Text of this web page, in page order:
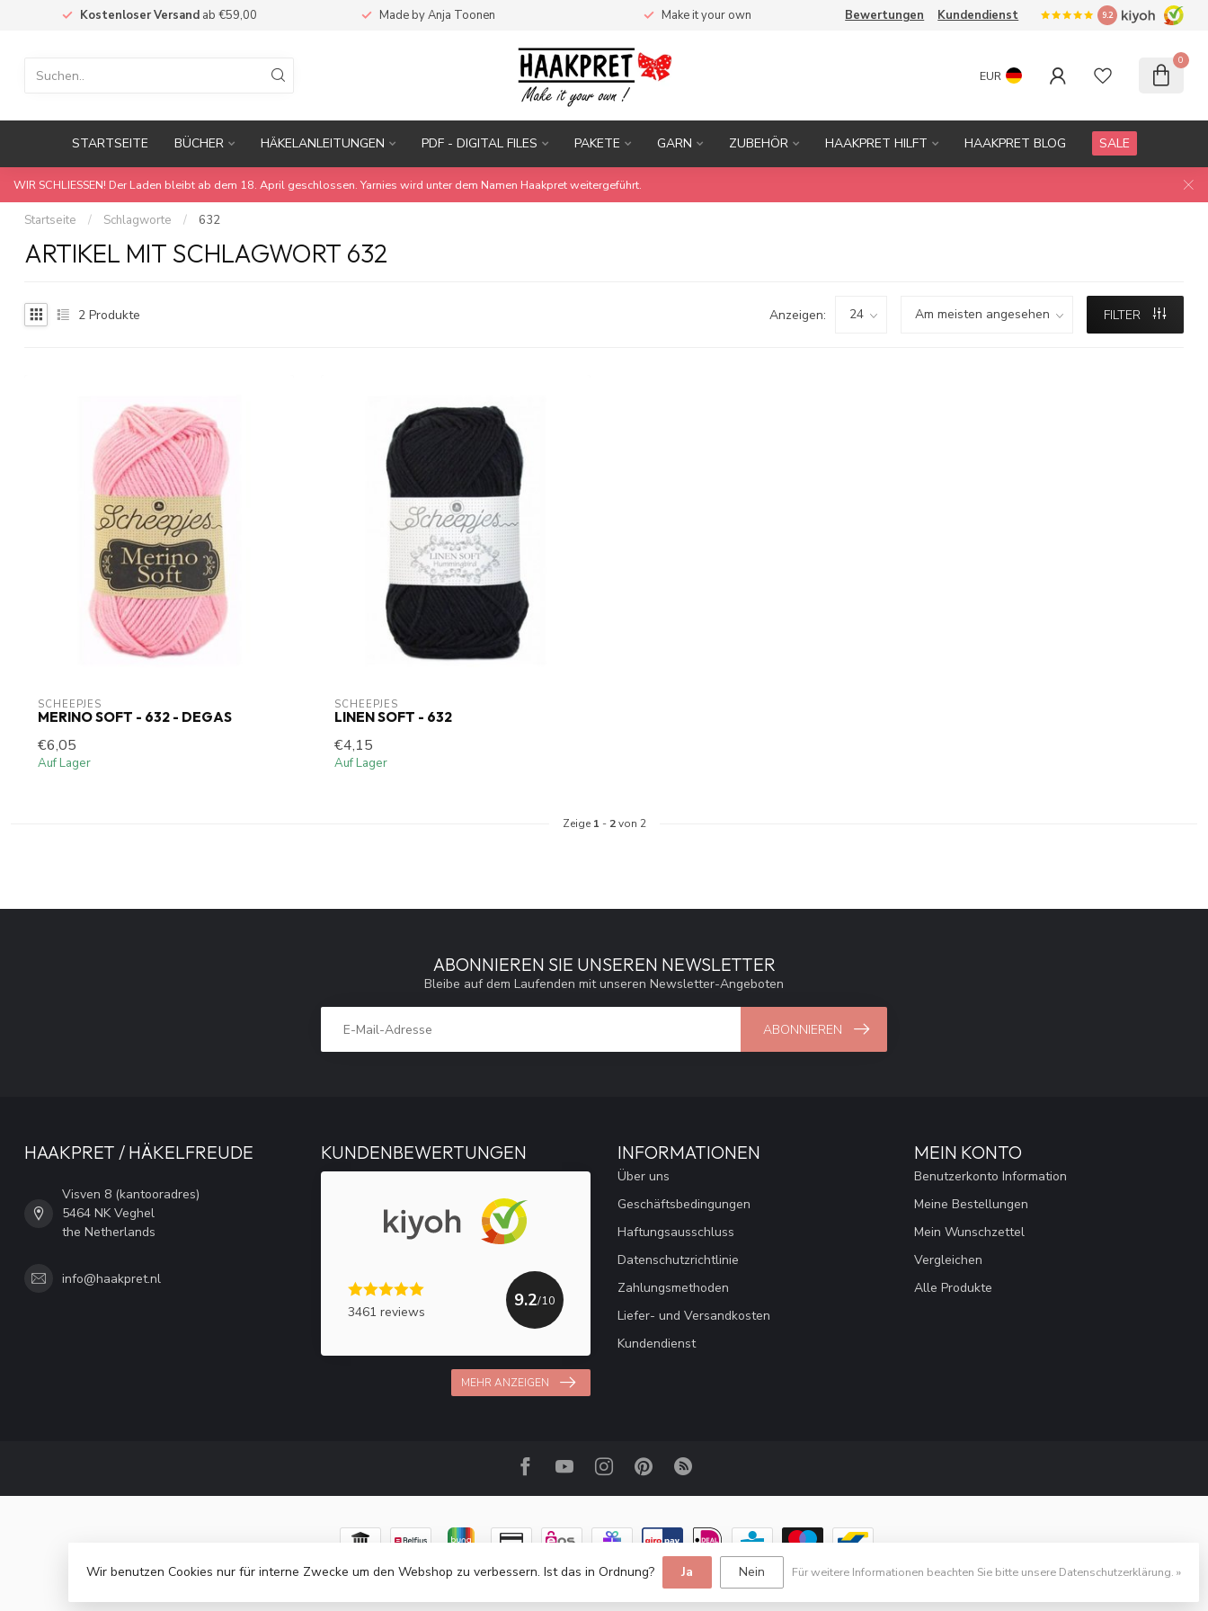
Kostenloser Versand ab €59,00 Made by Anja Toonen Make it your own Bewertungen Kundendienst 9.2
EUR
0
STARTSEITE BÜCHER HÄKELANLEITUNGEN PDF - DIGITAL FILES PAKETE GARN ZUBEHÖR HAAKPRET HILFT HAAKPRET BLOG SALE
WIR SCHLIESSEN! Der Laden bleibt ab dem 18. April geschlossen. Yarnies wird unter dem Namen Haakpret weitergeführt.
Startseite / Schlagworte / 632
ARTIKEL MIT SCHLAGWORT 632
2 Produkte Anzeigen: FILTER
SCHEEPJES
MERINO SOFT - 632 - DEGAS
€6,05
Auf Lager
SCHEEPJES
LINEN SOFT - 632
€4,15
Auf Lager
Zeige 1 - 2von 2
ABONNIEREN SIE UNSEREN NEWSLETTER
Bleibe auf dem Laufenden mit unseren Newsletter-Angeboten
ABONNIEREN
HAAKPRET / HÄKELFREUDE
Visven 8 (kantooradres)
5464 NK Veghel
the Netherlands
info@haakpret.nl
KUNDENBEWERTUNGEN
3461 reviews
9.2/10
MEHR ANZEIGEN
INFORMATIONEN
Über uns
Geschäftsbedingungen
Haftungsausschluss
Datenschutzrichtlinie
Zahlungsmethoden
Liefer- und Versandkosten
Kundendienst
MEIN KONTO
Benutzerkonto Information
Meine Bestellungen
Mein Wunschzettel
Vergleichen
Alle Produkte
© Copyright 2026 Haakpret / Häkelfreude
Wir benutzen Cookies nur für interne Zwecke um den Webshop zu verbessern. Ist das in Ordnung? Ja Nein Für weitere Informationen beachten Sie bitte unsere Datenschutzerklärung. »